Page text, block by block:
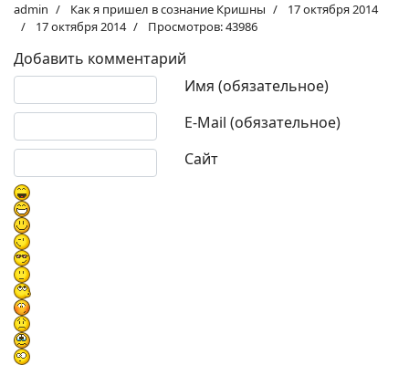
admin Как я пришел в сознание Кришны
17 октября 2014
17 октября 2014
Просмотров: 43986
Добавить комментарий
Имя (обязательное)
E-Mail (обязательное)
Сайт
Текст комментария